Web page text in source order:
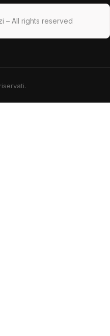
– All rights reserved